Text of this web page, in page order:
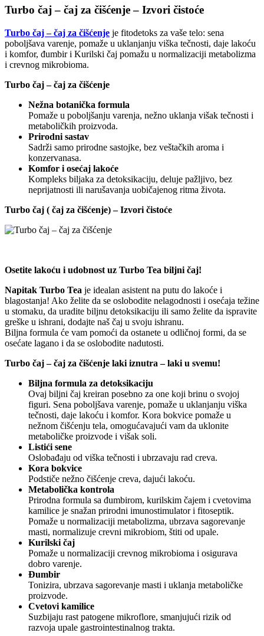
Turbo čaj – čaj za čišćenje – Izvori čistoće
Turbo čaj – čaj za čišćenje je fitodetoks za vaše telo: sena
poboljšava varenje, pomaže u uklanjanju viška tečnosti, daje lakoću
i komfor, đumbir i Kurilski čaj pomažu u normalizaciji metabolizma
i crevnog mikrobioma.
Turbo čaj – čaj za čišćenje
Nežna botanička formula
Pomaže u poboljšanju varenja, nežno uklanja višak tečnosti i
metaboličkih proizvoda.
Prirodni sastav
Sadrži samo prirodne sastojke, bez veštačkih aroma i
konzervanasa.
Komfor i osećaj lakoće
Kompleks biljaka za detoksikaciju, deluje pažljivo, bez
neprijatnosti ili narušavanja uobičajenog ritma života.
Turbo čaj ( čaj za čišćenje) – Izvori čistoće
Osetite lakoću i udobnost uz Turbo Tea biljni čaj!
Napitak Turbo Tea je idealan asistent na putu do lakoće i
blagostanja! Ako želite da se oslobodite nelagodnosti i osećaja težine
u stomaku, da uradite biljnu detoksikaciju ili samo želite da ispravite
greške u ishrani, dodajte naš čaj u svoju ishranu.
Biljna formula će vam pomoći da ostanete u odličnoj formi, da se
osećate lagano i da se oslobodite nadutosti.
Turbo čaj – čaj za čišćenje laki iznutra – laki u svemu!
Biljna formula za detoksikaciju
Ovaj biljni čaj kreiran posebno za one koji brinu o svojoj
figuri. Sena poboljšava varenje, pomaže u uklanjanju viška
tečnosti, daje lakoću i komfor. Kora bokvice pomaže u
nežnom čišćenju tela, omogućavajući vam da uklonite
metaboličke proizvode i višak soli.
Listići sene
Oslobađaju od viška tečnosti i ubrzavaju rad creva.
Kora bokvice
Podstiče nežno čišćenje creva, dajući lakoću.
Metabolička kontrola
Prirodna formula sa đumbirom, kurilskim čajem i cvetovima
kamilice je snažan prirodni imunostimulator i fitoseptik.
Pomaže u normalizaciji metabolizma, ubrzava sagorevanje
masti, normalizuje crevni mikrobiom, štiti od upale.
Kurilski čaj
Pomaže u normalizaciji crevnog mikrobioma i osigurava
dobro varenje.
Đumbir
Tonizira, ubrzava sagorevanje masti i uklanja metaboličke
proizvode.
Cvetovi kamilice
Suzbijaju rast patogene mikroflore, smanjujući rizik od
razvoja upale gastrointestinalnog trakta.